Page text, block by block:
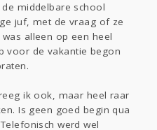
middelbare school
juf, met de vraag of ze
alleen op een heel
voor de vakantie begon
ik ook, maar heel raar
Is geen goed begin qua
werd wel